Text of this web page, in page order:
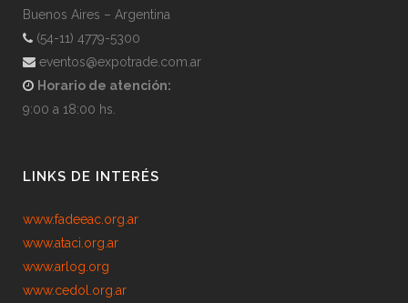
Buenos Aires – Argentina
(54-11) 4779-5300
eventos@expotrade.com.ar
Horario de atención:
9:00 a 18:00 hs.
LINKS DE INTERÉS
www.fadeeac.org.ar
www.ataci.org.ar
www.arlog.org
www.cedol.org.ar